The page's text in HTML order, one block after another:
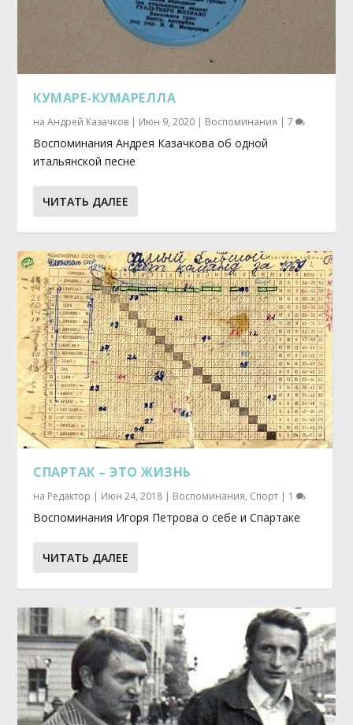
КУМАРЕ-КУМАРЕЛЛА
наАндрей Казачков | Июн 9, 2020 | Воспоминания |7
Воспоминания Андрея Казачкова об одной
итальянской песне
ЧИТАТЬ ДАЛЕЕ
СПАРТАК – ЭТО ЖИЗНЬ
на Редактор | Июн 24, 2018 | Воспоминания, Спорт | 1
Воспоминания Игоря Петрова о себе и Спартаке
ЧИТАТЬ ДАЛЕЕ